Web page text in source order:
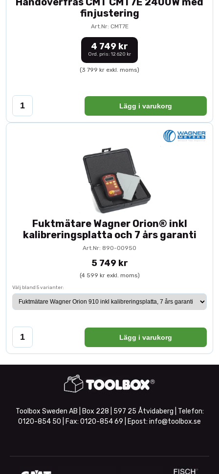
finjustering
Art.Nr: CMT7E
4 749 kr
Ord. pris: 12 620 kr
(3 799 kr exkl. moms)
Lägg i varukorg
Fuktmätare Wagner Orion® inkl
kalibreringsplatta och 7 års garanti
Art.Nr: 890-00950
5 749 kr
(4 599 kr exkl. moms)
Välj bland 5 varianter:
Lägg i varukorg
Toolbox Sweden AB | Box 228 | 597 25 Åtvidaberg | Telefon:
0120-854 50 | Fax: 0120-854 69 | Epost: info@toolbox.se